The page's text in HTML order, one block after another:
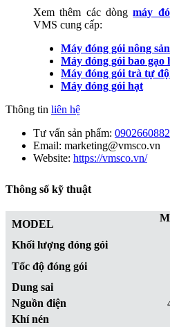
Xem thêm các dòngmáy
VMS cung cấp:
Máy đóng gói nông
Máy đóng gói bao gạo
Máy đóng gói trà tự
Máy đóng gói hạt
Thông tin liên hệ
Tư vấn sản phẩm: 0902660882
Email: marketing@vmsco.vn
Website: https://vmsco.vn/
Thông số kỹ thuật
MODEL
Khối lượng đóng gói
Tốc độ đóng gói
Dung sai
Nguồn điện
Khí nén